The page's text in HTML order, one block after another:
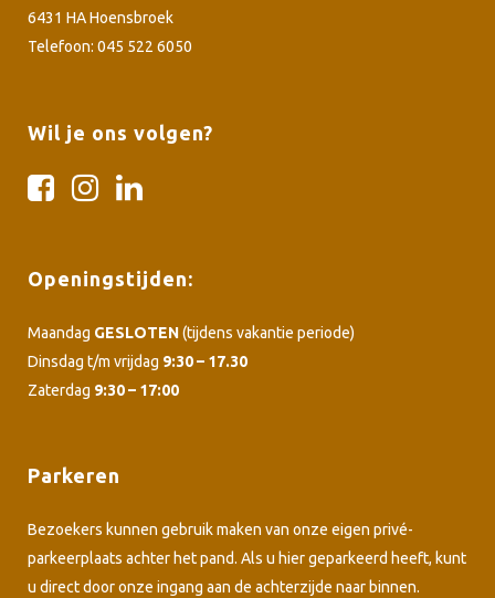
6431 HA Hoensbroek
Telefoon: 045 522 6050
Wil je ons volgen?
Openingstijden:
Maandag GESLOTEN(tijdens vakantie periode)
Dinsdag t/m vrijdag 9:30 – 17.30
Zaterdag 9:30 – 17:00
Parkeren
Bezoekers kunnen gebruik maken van onze eigen privé-
parkeerplaats achter het pand. Als u hier geparkeerd heeft, kunt
u direct door onze ingang aan de achterzijde naar binnen.